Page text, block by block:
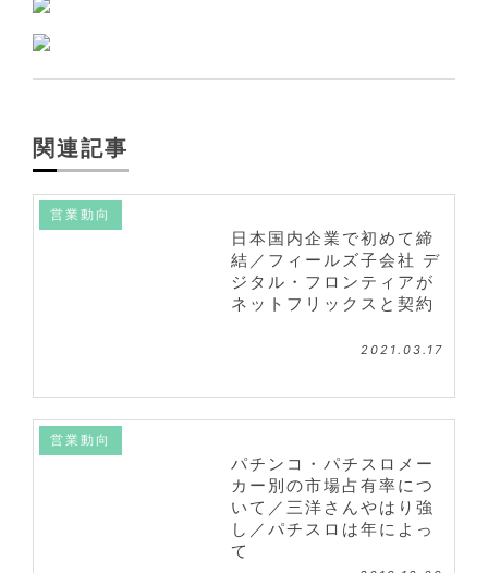
関連記事
営業動向
日本国内企業で初めて締
結／フィールズ子会社 デ
ジタル・フロンティアが
ネットフリックスと契約
2021.03.17
営業動向
パチンコ・パチスロメー
カー別の市場占有率につ
いて／三洋さんやはり強
し／パチスロは年によっ
て